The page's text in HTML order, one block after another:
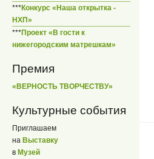
***Конкурс «Наша открытка -
НХП»
***Проект «В гости к
нижегородским матрешкам»
Премия
«ВЕРНОСТЬ ТВОРЧЕСТВУ»
Культурные события
Приглашаем
на Выставку
в Музей